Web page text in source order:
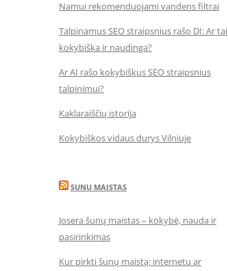
Namui rekomenduojami vandens filtrai
Talpinamus SEO straipsnius rašo DI: Ar tai
kokybiška ir naudinga?
Ar AI rašo kokybiškus SEO straipsnius
talpinimui?
Kaklaraiščių istorija
Kokybiškos vidaus durys Vilniuje
SUNU MAISTAS
Josera šunų maistas – kokybė, nauda ir
pasirinkimas
Kur pirkti šunų maistą: internetu ar